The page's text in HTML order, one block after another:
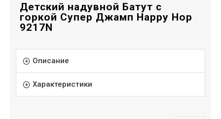
Детский надувной Батут с
горкой Супер Джамп Happy Hop
9217N
Описание
Характеристики